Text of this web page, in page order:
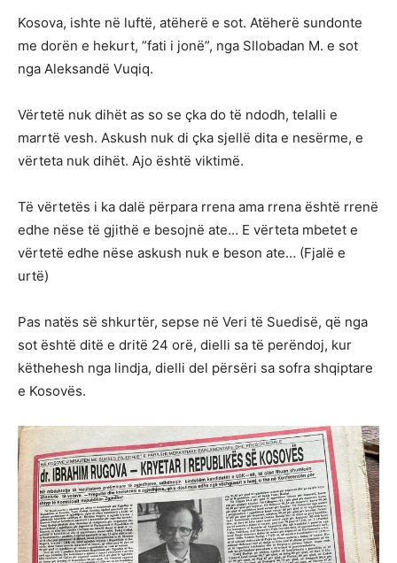
Kosova, ishte në luftë, atëherë e sot. Atëherë sundonte
me dorën e hekurt, ”fati i jonë”, nga Sllobadan M. e sot
nga Aleksandë Vuqiq.
Vërtetë nuk dihët as so se çka do të ndodh, telalli e
marrtë vesh. Askush nuk di çka sjellë dita e nesërme, e
vërteta nuk dihët. Ajo është viktimë.
Të vërtetës i ka dalë përpara rrena ama rrena është rrenë
edhe nëse të gjithë e besojnë ate… E vërteta mbetet e
vërtetë edhe nëse askush nuk e beson ate… (Fjalë e
urtë)
Pas natës së shkurtër, sepse në Veri të Suedisë, që nga
sot është ditë e dritë 24 orë, dielli sa të perëndoj, kur
këthehesh nga lindja, dielli del përsëri sa sofra shqiptare
e Kosovës.